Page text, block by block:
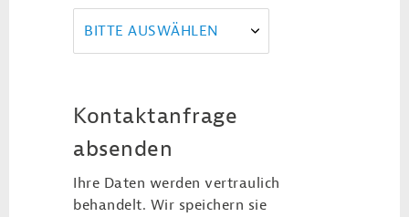
BITTE AUSWÄHLEN
Kontaktanfrage
absenden
Ihre Daten werden vertraulich
behandelt. Wir speichern sie